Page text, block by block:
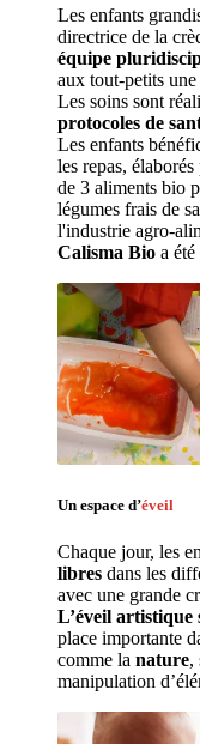
Les enfants
équipe
aux tout-petits
Les soins sont
protocoles de
Les enfants
les repas,
de 3 aliments bio
légumes frais de
l'industrie agro-
Calisma Bio a
Un espace d’éveil
Chaque jour, les
libres dans les
L’éveil artistique
place importante
comme la nature,
manipulation